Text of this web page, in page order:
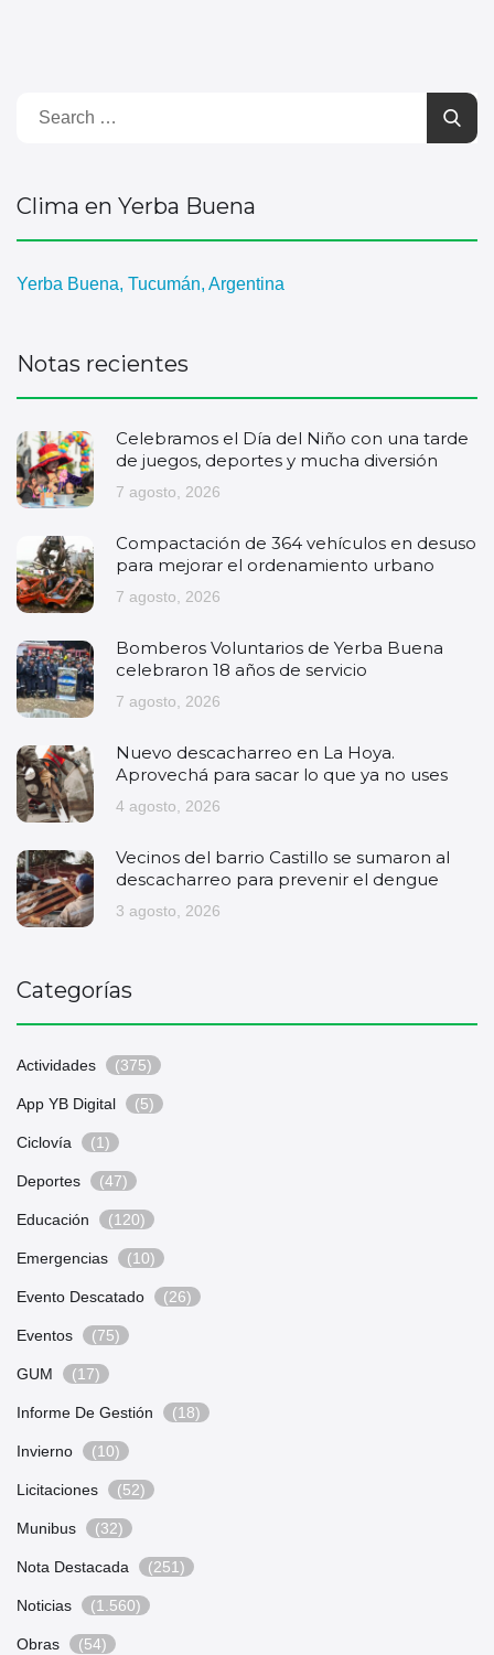
Clima en Yerba Buena
Yerba Buena, Tucumán, Argentina
Notas recientes
Celebramos el Día del Niño con una tarde
de juegos, deportes y mucha diversión
7 agosto, 2026
Compactación de 364 vehículos en desuso
para mejorar el ordenamiento urbano
7 agosto, 2026
Bomberos Voluntarios de Yerba Buena
celebraron 18 años de servicio
7 agosto, 2026
Nuevo descacharreo en La Hoya.
Aprovechá para sacar lo que ya no uses
4 agosto, 2026
Vecinos del barrio Castillo se sumaron al
descacharreo para prevenir el dengue
3 agosto, 2026
Categorías
Actividades (375)
App YB Digital (5)
Ciclovía (1)
Deportes (47)
Educación (120)
Emergencias (10)
Evento Descatado (26)
Eventos (75)
GUM (17)
Informe De Gestión (18)
Invierno (10)
Licitaciones (52)
Munibus (32)
Nota Destacada (251)
Noticias (1.560)
Obras (54)